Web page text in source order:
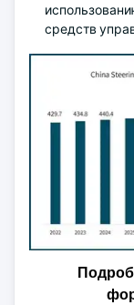
средств